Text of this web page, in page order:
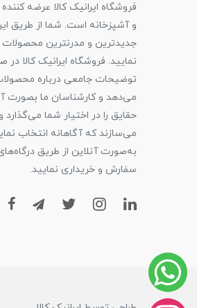
فروشگاه ایرانیک کالا عرضه
و آشپزخانه است. شما از طریق
جدیدترین و مدرنترین محصولات
نمایید. فروشگاه ایرانیک کالا
توضیحات جامعی درباره
می‌دهد و کارشناسان ما بصورت
حقایق را در اختیار شما می‌گذارد
می‌سازند که آگاهانه انتخاب
به‌صورت آنلاین از طریق
سفارش و خریداری نمایید.